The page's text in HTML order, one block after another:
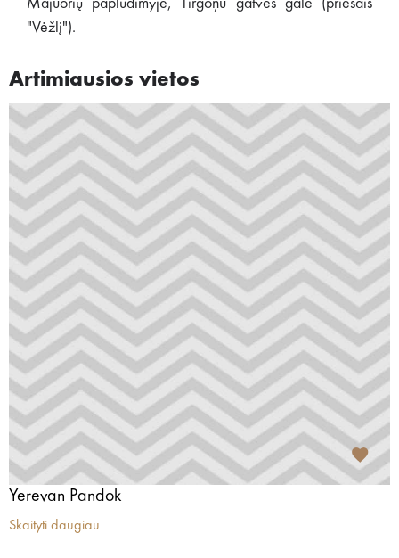
Majuorių paplūdimyje, Tirgoņu gatvės gale (priešais
"Vėžlį").
Artimiausios vietos
Yerevan Pandok
Skaityti daugiau